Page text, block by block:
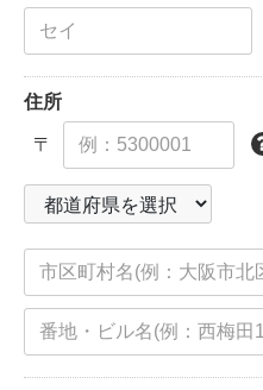
住所
〒